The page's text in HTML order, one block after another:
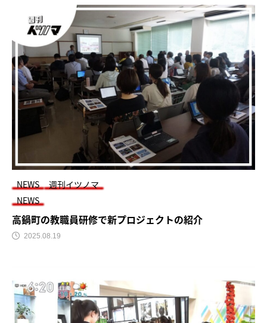
NEWS
週刊イツノマ
NEWS
高鍋町の教職員研修で新プロジェクトの紹介
2025.08.19